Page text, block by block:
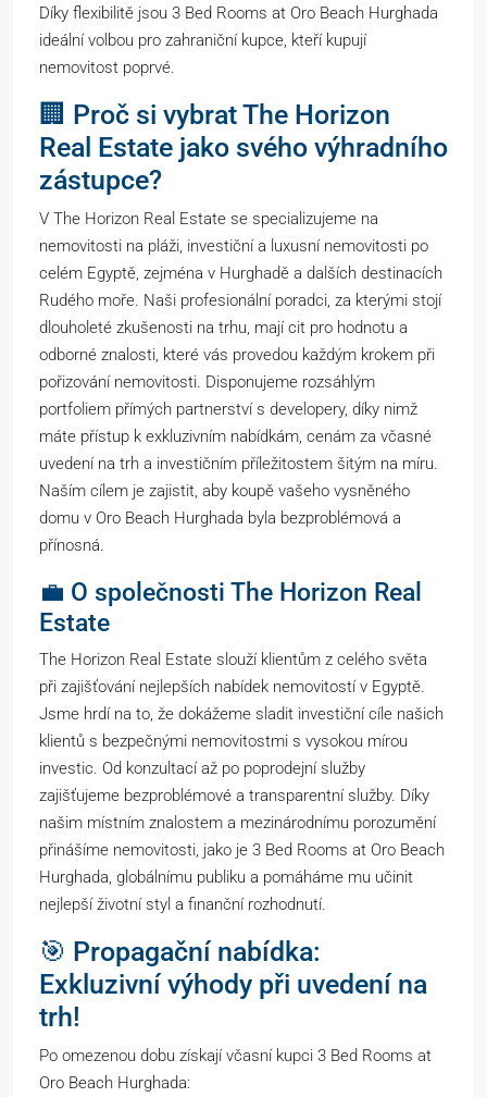
Díky flexibilitě jsou 3 Bed Rooms at Oro Beach Hurghada
ideální volbou pro zahraniční kupce, kteří kupují
nemovitost poprvé.
🏢 Proč si vybrat The Horizon
Real Estate jako svého výhradního
zástupce?
V The Horizon Real Estate se specializujeme na
nemovitosti na pláži, investiční a luxusní nemovitosti po
celém Egyptě, zejména v Hurghadě a dalších destinacích
Rudého moře. Naši profesionální poradci, za kterými stojí
dlouholeté zkušenosti na trhu, mají cit pro hodnotu a
odborné znalosti, které vás provedou každým krokem při
pořizování nemovitosti. Disponujeme rozsáhlým
portfoliem přímých partnerství s developery, díky nimž
máte přístup k exkluzivním nabídkám, cenám za včasné
uvedení na trh a investičním příležitostem šitým na míru.
Naším cílem je zajistit, aby koupě vašeho vysněného
domu v Oro Beach Hurghada byla bezproblémová a
přínosná.
💼 O společnosti The Horizon Real
Estate
The Horizon Real Estate slouží klientům z celého světa
při zajišťování nejlepších nabídek nemovitostí v Egyptě.
Jsme hrdí na to, že dokážeme sladit investiční cíle našich
klientů s bezpečnými nemovitostmi s vysokou mírou
investic. Od konzultací až po poprodejní služby
zajišťujeme bezproblémové a transparentní služby. Díky
našim místním znalostem a mezinárodnímu porozumění
přinášíme nemovitosti, jako je 3 Bed Rooms at Oro Beach
Hurghada, globálnímu publiku a pomáháme mu učinit
nejlepší životní styl a finanční rozhodnutí.
🎯 Propagační nabídka:
Exkluzivní výhody při uvedení na
trh!
Po omezenou dobu získají včasní kupci 3 Bed Rooms at
Oro Beach Hurghada: